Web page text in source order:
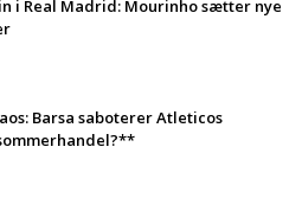
i Real Madrid: Mourinho sætter nye
Barsa saboterer Atleticos